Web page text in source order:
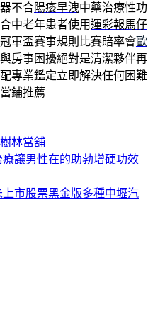
不合陽痿早洩中藥治療性功
中老年患者使用運彩報馬仔
軍盃賽事規則比賽賠率會歐
房事困擾絕對是清潔夥伴再
專業鑑定立即解決任何困難
鋪推薦
類
樹林當舖
讓男性在的助勃增硬功效
市股票黑金版多種中壢汽